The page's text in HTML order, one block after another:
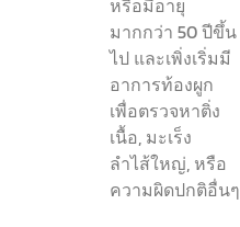
มากกว่า 50 ปีขึ้น
ไป และเพิ่งเริ่มมี
อาการท้องผูก
เพื่อตรวจหาติ่ง
เนื้อ, มะเร็ง
ลำไส้ใหญ่, หรือ
ความผิดปกติอื่นๆ